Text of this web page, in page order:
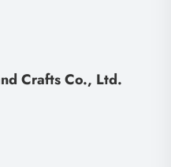
Crafts Co., Ltd.